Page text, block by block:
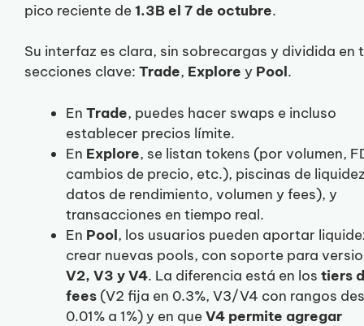
pico reciente de1.3B el 7 de octubre.
Su interfaz es clara, sin sobrecargas y dividida en
secciones clave: Trade, Explore y Pool.
En Trade, puedes hacer swaps e incluso
establecer precios límite.
En Explore, se listan tokens (por volumen,
cambios de precio, etc.), piscinas de
datos de rendimiento, volumen y fees), y
transacciones en tiempo real.
En Pool, los usuarios pueden aportar
crear nuevas pools, con soporte para
V2, V3 y V4. La diferencia está en los tiers
fees (V2 fija en 0.3%, V3/V4 con rangos
0.01% a 1%) y en queV4 permite agregar